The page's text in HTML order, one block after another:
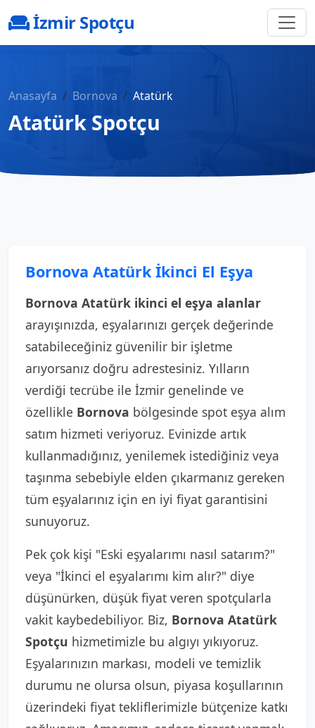
İzmir Spotçu
Anasayfa Bornova Atatürk
Atatürk Spotçu
Bornova Atatürk İkinci El Eşya
Bornova Atatürk ikinci el eşya alanlar
arayışınızda, eşyalarınızı gerçek değerinde
satabileceğiniz güvenilir bir işletme
arıyorsanız doğru adrestesiniz. Yılların
verdiği tecrübe ile İzmir genelinde ve
özellikle Bornova bölgesinde spot eşya alım
satım hizmeti veriyoruz. Evinizde artık
kullanmadığınız, yenilemek istediğiniz veya
taşınma sebebiyle elden çıkarmanız gereken
tüm eşyalarınız için en iyi fiyat garantisini
sunuyoruz.
Pek çok kişi "Eski eşyalarımı nasıl satarım?"
veya "İkinci el eşyalarımı kim alır?" diye
düşünürken, düşük fiyat veren spotçularla
vakit kaybedebiliyor. Biz, Bornova Atatürk
Spotçu hizmetimizle bu algıyı yıkıyoruz.
Eşyalarınızın markası, modeli ve temizlik
durumu ne olursa olsun, piyasa koşullarının
üzerindeki fiyat tekliflerimizle bütçenize katkı